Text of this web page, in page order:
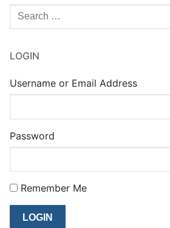
Rechercher
:
LOGIN
Username or Email Address
Password
Remember Me